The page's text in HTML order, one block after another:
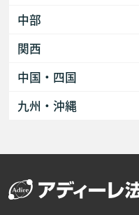
中部
関西
中国・四国
九州・沖縄